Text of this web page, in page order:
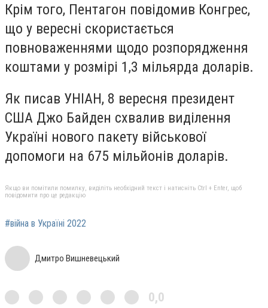
Крім того, Пентагон повідомив Конгрес,
що у вересні скористається
повноваженнями щодо розпорядження
коштами у розмірі 1,3 мільярда доларів.
Як писав УНІАН, 8 вересня президент
США Джо Байден схвалив виділення
Україні нового пакету військової
допомоги на 675 мільйонів доларів.
Якщо ви помітили помилку, виділіть необхідний текст і натисніть Ctrl + Enter, щоб
повідомити про це редакцію
#війна в Україні 2022
Дмитро Вишневецький
0,0